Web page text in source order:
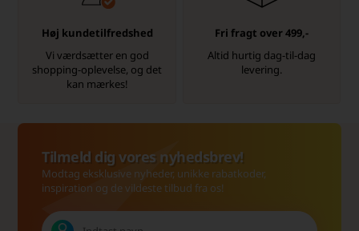
Høj kundetilfredshed
Vi værdsætter en god
shopping-oplevelse, og det
kan mærkes!
Fri fragt over 499,-
Altid hurtig dag-til-dag
levering.
Tilmeld dig vores nyhedsbrev!
Modtag eksklusive nyheder, unikke rabatkoder,
inspiration og de vildeste tilbud fra os!